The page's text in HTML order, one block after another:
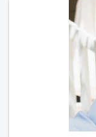
moins que la
d’avancer
vrais, la
que nos